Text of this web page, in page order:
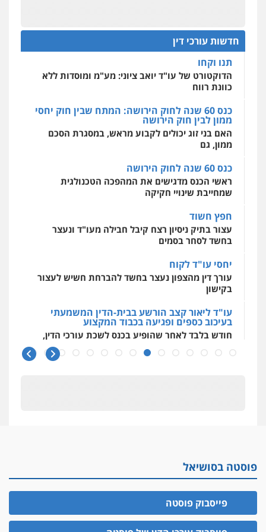
אחסון אתרים
מקצועיים לעורכי דין
מרכז התחלה חדשה
אסירים עבירות מין שירותים מקצועיים
לעורכי דין
חדשות עורכי דין
להגנה על עסקים קטנים
תנו וקחו
הדוקטורט של עו"ד יואב ציוני: מע"מ ומוסדות ללא
כוונת רווח
כנס 60 שנה לחוק הירושה: המתח שבין חוק יחסי
ממון לבין חוק הירושה
האם בני זוג יכולים לקבוע מראש, במסגרת הסכם
ממון, גם
כנס 60 שנה לחוק הירושה
ראשי הכנס מדגישים את המהפכה הטכנולגית
שמחייבת שינויי חקיקה
חפץ חשוד
עצור בתיק ניסיון רצח קיבל חבילה מעו"ד ונעצר
בחשד לסחר בסמים
יחסי עו"ד לקוח
עורך דין מהצפון נעצר בחשד להברחת חשיש לעצור
בקישון
עו"ד ליאור קצב הורשע בבית-הדין המשמעתי
בעיכוב כספים ופגיעה בכבוד המקצוע
חודש בלבד לאחר שהופיע בכנס לשכת עורכי הדין,
אלה המינויים
הוועדה לבחירת שופטים בחרה 26 שופטים ורשמים
נוספים
ראו הוזהרתם
הפרקליטות מקדמת הפללת עורכי דין "קונסילייריז"
פוסטה בסושיאל
פייסבוק פוסטה